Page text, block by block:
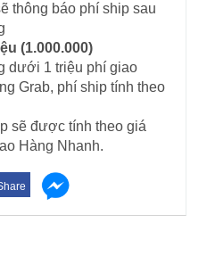
thông báo phí ship sau
(1.000.000)
dưới 1 triệu phí giao
Grab, phí ship tính theo
sẽ được tính theo giá
Hàng Nhanh.